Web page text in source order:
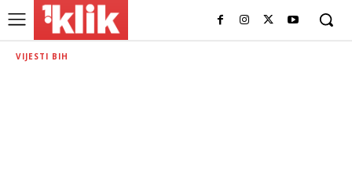
VIJESTI BIH